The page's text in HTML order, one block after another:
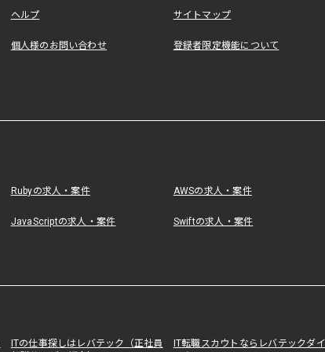
ヘルプ サイトマップ
個人様のお問い合わせ 登録者限定機能について
Rubyの求人・案件 AWSの求人・案件
JavaScriptの求人・案件 Swiftの求人・案件
ITの仕事探しはレバテック（正社員
IT転職スカウトならレバテックダイ